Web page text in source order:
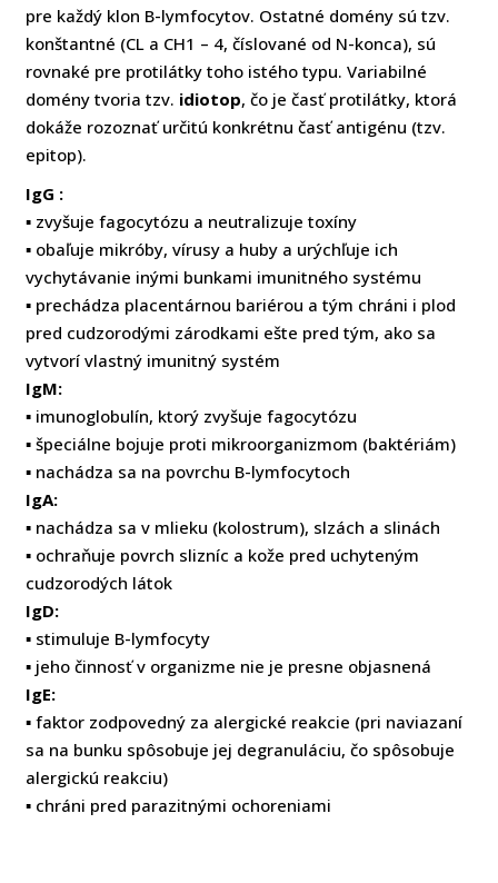
pre každý klon B-lymfocytov. Ostatné domény sú tzv.
konštantné (CL a CH1 – 4, číslované od N-konca), sú
rovnaké pre protilátky toho istého typu. Variabilné
domény tvoria tzv. idiotop, čo je časť protilátky, ktorá
dokáže rozoznať určitú konkrétnu časť antigénu (tzv.
epitop).
IgG :
▪ zvyšuje fagocytózu a neutralizuje toxíny
▪ obaľuje mikróby, vírusy a huby a urýchľuje ich
vychytávanie inými bunkami imunitného systému
▪ prechádza placentárnou bariérou a tým chráni i plod
pred cudzorodými zárodkami ešte pred tým, ako sa
vytvorí vlastný imunitný systém
IgM:
▪ imunoglobulín, ktorý zvyšuje fagocytózu
▪ špeciálne bojuje proti mikroorganizmom (baktériám)
▪ nachádza sa na povrchu B-lymfocytoch
IgA:
▪ nachádza sa v mlieku (kolostrum), slzách a slinách
▪ ochraňuje povrch slizníc a kože pred uchyteným
cudzorodých látok
IgD:
▪ stimuluje B-lymfocyty
▪ jeho činnosť v organizme nie je presne objasnená
IgE:
▪ faktor zodpovedný za alergické reakcie (pri naviazaní
sa na bunku spôsobuje jej degranuláciu, čo spôsobuje
alergickú reakciu)
▪ chráni pred parazitnými ochoreniami